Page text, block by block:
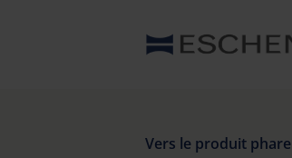
Vers le produit phare